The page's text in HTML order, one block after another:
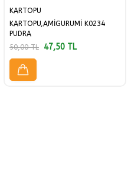
KARTOPU
KARTOPU,AMİGURUMİ K0234
PUDRA
50,00TL 47,50 TL